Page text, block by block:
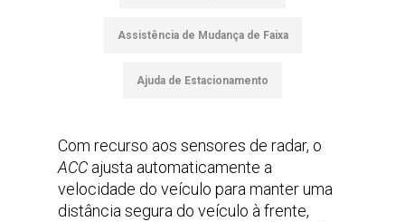
Assistência de Mudança de Faixa
Ajuda de Estacionamento
Com recurso aos sensores de radar, o
ACC ajusta automaticamente a
velocidade do veículo para manter uma
distância segura do veículo à frente,